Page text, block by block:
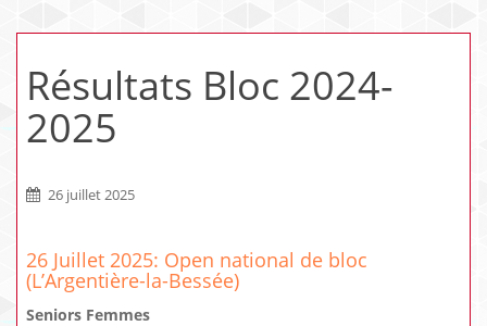
Résultats Bloc 2024-
2025
26 juillet 2025
26 Juillet 2025: Open national de bloc
(L’Argentière-la-Bessée)
Seniors Femmes